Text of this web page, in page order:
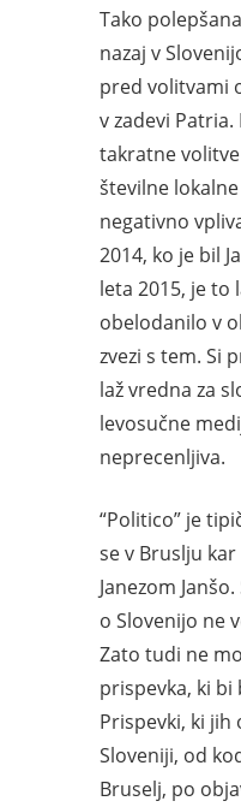
Tako
nazaj v
pred volitvami
v zadevi Patria.
takratne
številne
negativno
2014, ko je bil
leta 2015, je to
obelodanilo v
zvezi s tem. Si
laž vredna za
levosučne
neprecenljiva.
“Politico” je
se v Bruslju
Janezom
o Slovenijo ne
Zato tudi ne
prispevka, ki
Prispevki, ki jih
Sloveniji, od
Bruselj, po